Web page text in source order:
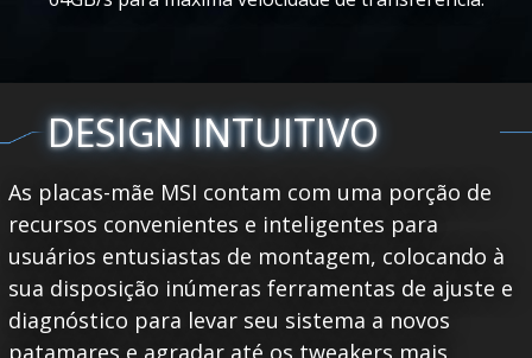
DESIGN INTUITIVO
As placas-mãe MSI contam com uma porção de
recursos convenientes e inteligentes para
usuários entusiastas de montagem, colocando à
sua disposição inúmeras ferramentas de ajuste e
diagnóstico para levar seu sistema a novos
patamares e agradar até os tweakers mais